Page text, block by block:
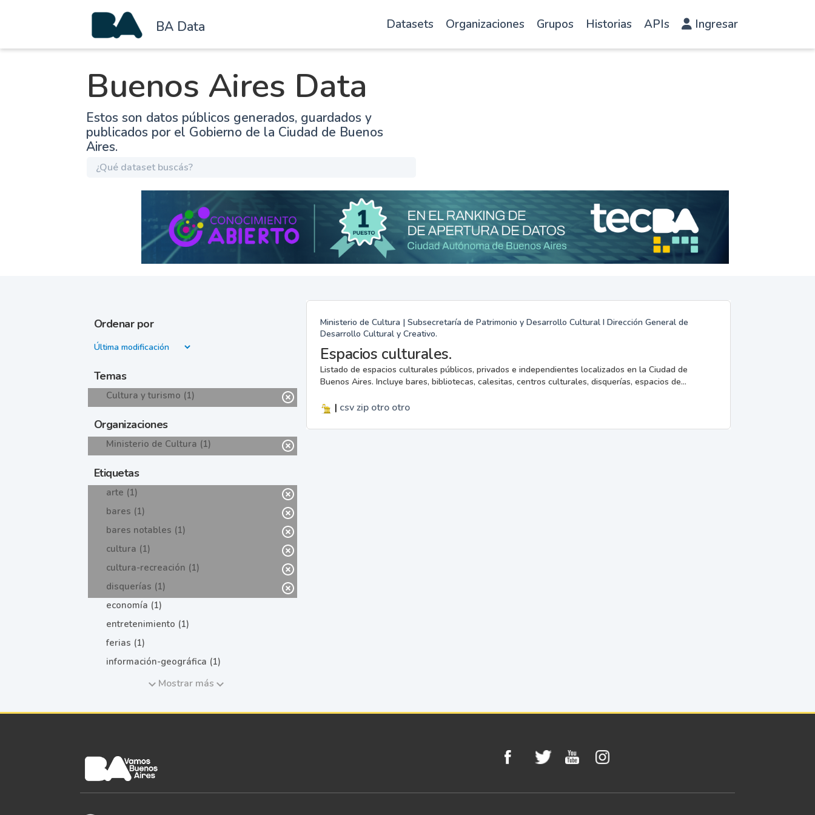
BA Data Datasets Organizaciones Grupos Historias APIs Ingresar
Buenos Aires Data
Estos son datos públicos generados, guardados y
publicados por el Gobierno de la Ciudad de Buenos
Aires.
Ordenar por
Temas
Cultura y turismo (1)
Organizaciones
Ministerio de Cultura (1)
Etiquetas
arte (1)
bares (1)
bares notables (1)
cultura (1)
cultura-recreación (1)
disquerías (1)
economía (1)
entretenimiento (1)
ferias (1)
información-geográfica (1)
Mostrar más
Ministerio de Cultura | Subsecretaría de Patrimonio y Desarrollo Cultural I Dirección General de
Desarrollo Cultural y Creativo.
Espacios culturales.
Listado de espacios culturales públicos, privados e independientes localizados en la Ciudad de
Buenos Aires. Incluye bares, bibliotecas, calesitas, centros culturales, disquerías, espacios de...
| csvzip otro otro